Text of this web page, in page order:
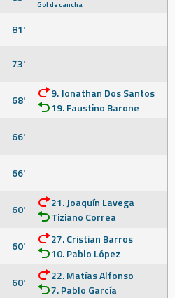
Gol de cancha
81'
73'
68'
9. Jonathan Dos Santos
19. Faustino Barone
66'
66'
60'
21. Joaquín Lavega
Tiziano Correa
60'
27. Cristian Barros
10. Pablo López
60'
22. Matías Alfonso
7. Pablo García